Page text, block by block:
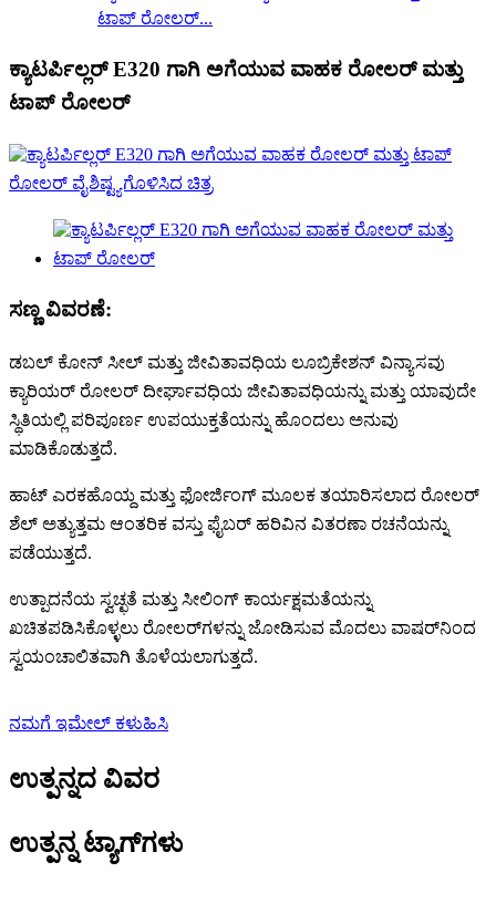
ಟಾಪ್ ರೋಲರ್...
ಕ್ಯಾಟರ್ಪಿಲ್ಲರ್ E320 ಗಾಗಿ ಅಗೆಯುವ ವಾಹಕ ರೋಲರ್ ಮತ್ತು
ಟಾಪ್ ರೋಲರ್
ಸಣ್ಣ ವಿವರಣೆ:
ಡಬಲ್ ಕೋನ್ ಸೀಲ್ ಮತ್ತು ಜೀವಿತಾವಧಿಯ ಲೂಬ್ರಿಕೇಶನ್ ವಿನ್ಯಾಸವು
ಕ್ಯಾರಿಯರ್ ರೋಲರ್ ದೀರ್ಘಾವಧಿಯ ಜೀವಿತಾವಧಿಯನ್ನು ಮತ್ತು ಯಾವುದೇ
ಸ್ಥಿತಿಯಲ್ಲಿ ಪರಿಪೂರ್ಣ ಉಪಯುಕ್ತತೆಯನ್ನು ಹೊಂದಲು ಅನುವು
ಮಾಡಿಕೊಡುತ್ತದೆ.
ಹಾಟ್ ಎರಕಹೊಯ್ದ ಮತ್ತು ಫೋರ್ಜಿಂಗ್ ಮೂಲಕ ತಯಾರಿಸಲಾದ ರೋಲರ್
ಶೆಲ್ ಅತ್ಯುತ್ತಮ ಆಂತರಿಕ ವಸ್ತು ಫೈಬರ್ ಹರಿವಿನ ವಿತರಣಾ ರಚನೆಯನ್ನು
ಪಡೆಯುತ್ತದೆ.
ಉತ್ಪಾದನೆಯ ಸ್ವಚ್ಛತೆ ಮತ್ತು ಸೀಲಿಂಗ್ ಕಾರ್ಯಕ್ಷಮತೆಯನ್ನು
ಖಚಿತಪಡಿಸಿಕೊಳ್ಳಲು ರೋಲರ್‌ಗಳನ್ನು ಜೋಡಿಸುವ ಮೊದಲು ವಾಷರ್‌ನಿಂದ
ಸ್ವಯಂಚಾಲಿತವಾಗಿ ತೊಳೆಯಲಾಗುತ್ತದೆ.
ನಮಗೆ ಇಮೇಲ್ ಕಳುಹಿಸಿ
ಉತ್ಪನ್ನದ ವಿವರ
ಉತ್ಪನ್ನ ಟ್ಯಾಗ್‌ಗಳು